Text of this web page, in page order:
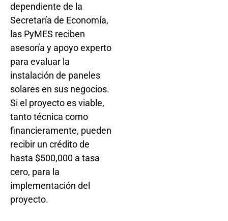
dependiente de la
Secretaría de Economía,
las PyMES reciben
asesoría y apoyo experto
para evaluar la
instalación de paneles
solares en sus negocios.
Si el proyecto es viable,
tanto técnica como
financieramente, pueden
recibir un crédito de
hasta $500,000 a tasa
cero, para la
implementación del
proyecto.